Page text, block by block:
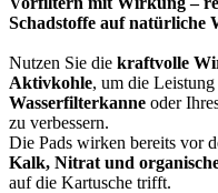
Schadstoffe auf natürliche
Nutzen Sie die kraftvolle
Aktivkohle, um die
Wasserfilterkanne oder
zu verbessern.
Die Pads wirken bereits vor
Kalk, Nitrat und
auf die Kartusche trifft.